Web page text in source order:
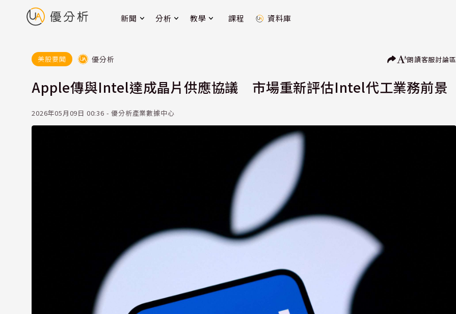
新聞 分析 教學 課程 資料庫
美股要聞 優分析 朗讀客服討論區
Apple傳與Intel達成晶片供應協議 市場重新評估Intel代工業務前景
2026年05月09日 00:36 - 優分析產業數據中心